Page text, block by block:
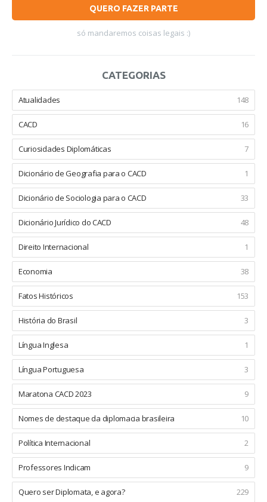
QUERO FAZER PARTE
só mandaremos coisas legais :)
CATEGORIAS
Atualidades 148
CACD 16
Curiosidades Diplomáticas 7
Dicionário de Geografia para o CACD 1
Dicionário de Sociologia para o CACD 33
Dicionário Jurídico do CACD 48
Direito Internacional 1
Economia 38
Fatos Históricos 153
História do Brasil 3
Língua Inglesa 1
Língua Portuguesa 3
Maratona CACD 2023 9
Nomes de destaque da diplomacia brasileira 10
Política Internacional 2
Professores Indicam 9
Quero ser Diplomata, e agora? 229